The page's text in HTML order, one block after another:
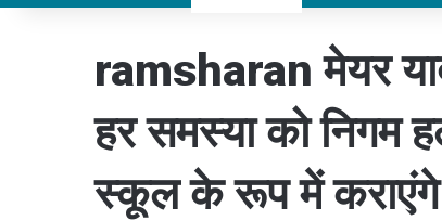
ramsharan मेयर
हर समस्या को निगम
स्कूल के रूप में कराएंगे